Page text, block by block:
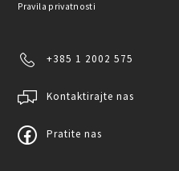
Pravila privatnosti
+385 1 2002 575
Kontaktirajte nas
Pratite nas